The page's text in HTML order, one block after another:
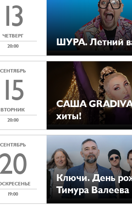
13
ЧЕТВЕРГ
20:00
ШУРА. Летний
СЕНТЯБРЬ
15
ВТОРНИК
20:00
САША
хиты!
СЕНТЯБРЬ
19:00
Ключи. День
Тимура Валеева